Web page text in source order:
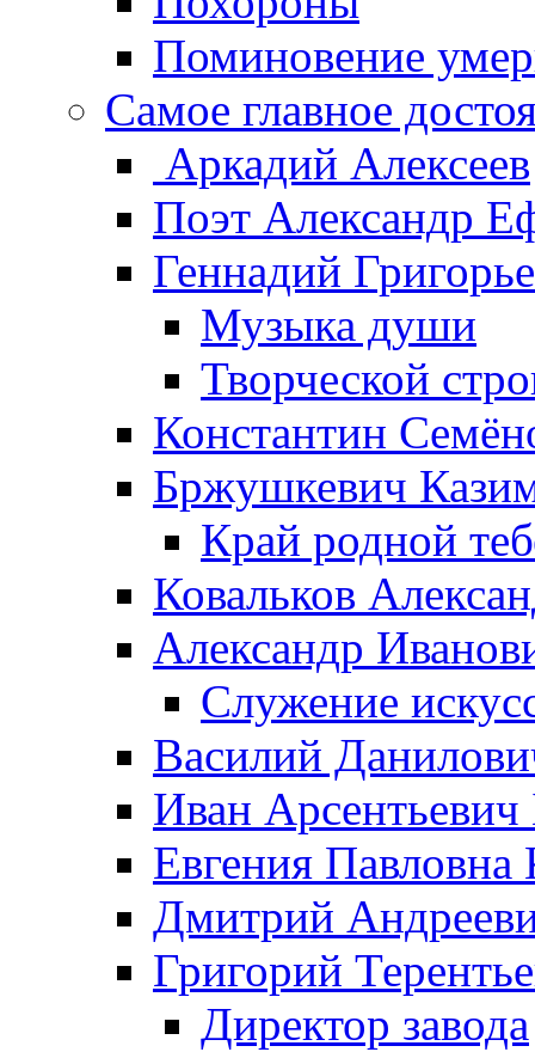
Поминовение
Самое главное
Аркадий Алексеев
Поэт Александр
Геннадий
Музыка души
Творческой
Константин
Бржушкевич
Край родной
Ковальков
Александр
Служение
Василий
Иван
Евгения Павловна
Дмитрий
Григорий
Директор завода